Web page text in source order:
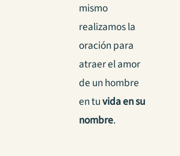
mismo
realizamos la
oración para
atraer el amor
de un hombre
en tuvida en su
nombre.